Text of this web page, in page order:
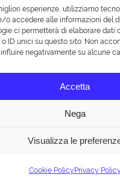
esperienze, utilizziamo
o accedere alle informazioni del
ci permetterà di elaborare dati
ID unici su questo sito. Non
negativamente su alcune
Accetta
Nega
Visualizza le
Cookie Policy Privacy Policy
sono i principali requisiti
Stato Regioni 2025
antincendio?
2026
- 2019. Tutti i diritti riservati -
PRINCIPALE
possiamo aiutarti?
nei seguenti
Venerdì 09:00-18:00
09:00-13:00